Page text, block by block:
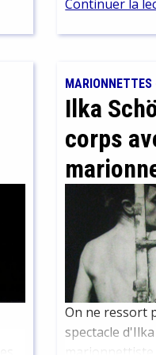
!
dans les
Continuer la
MARIONNETTES
Ilka
corps
On ne ressort
spectacle